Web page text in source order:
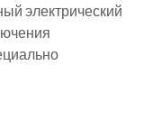
электрический